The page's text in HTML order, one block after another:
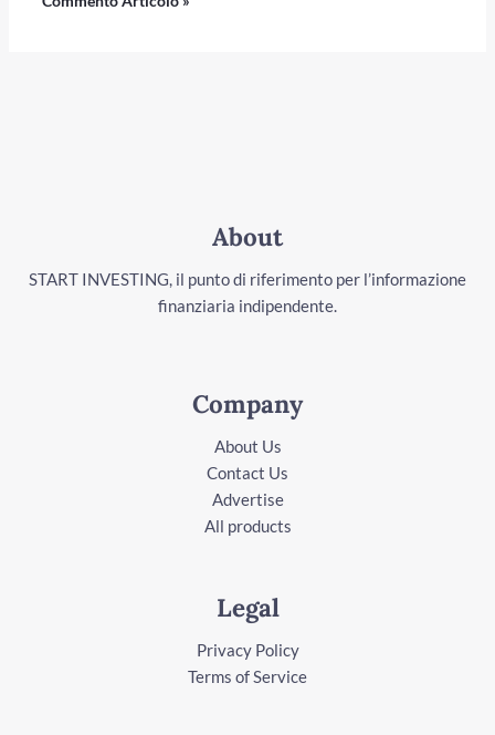
About
START INVESTING, il punto di riferimento per l’informazione
finanziaria indipendente.
Company
About Us
Contact Us
Advertise
All products
Legal
Privacy Policy
Terms of Service